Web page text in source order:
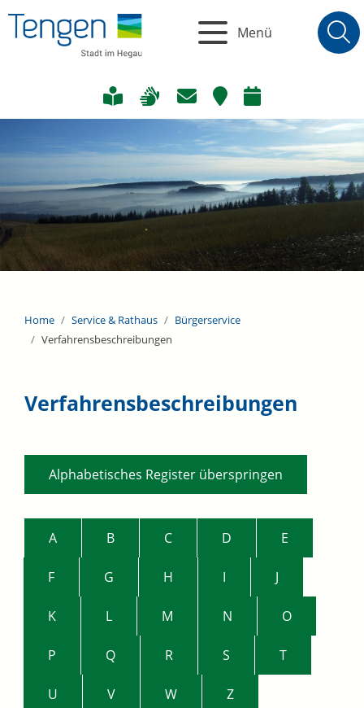
Menü
Home Service & Rathaus
Bürgerservice
Verfahrensbeschreibungen
Verfahrensbeschreibungen
Alphabetisches Register überspringen
A B C D E
F G H I J
K L M N O
P Q R S T
U V W Z